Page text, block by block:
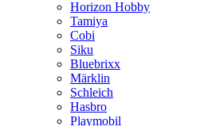
Horizon Hobby
Tamiya
Cobi
Siku
Bluebrixx
Märklin
Schleich
Hasbro
Playmobil